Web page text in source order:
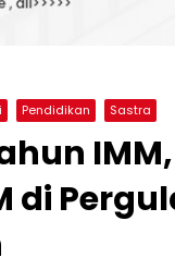
Pendidikan Sastra
di